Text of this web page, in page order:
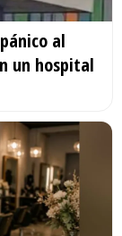
al
un hospital